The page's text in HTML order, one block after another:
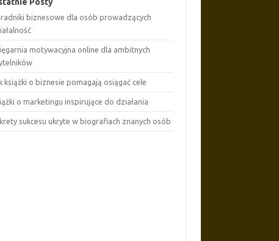
biznesowe dla osób prowadzących
motywacyjna online dla ambitnych
książki o biznesie pomagają osiągać cele
o marketingu inspirujące do działania
sukcesu ukryte w biografiach znanych osób